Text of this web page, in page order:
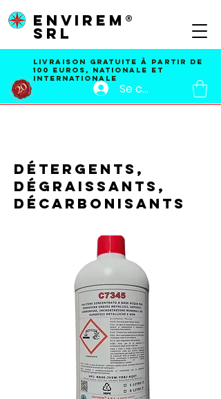
Livraison GRATUITE À PARTIR DE
100 EUROS, nationale et
internationale
Se connecter
ENVIREM®
SRL
Détergents,
dégraissants,
décarbonisants